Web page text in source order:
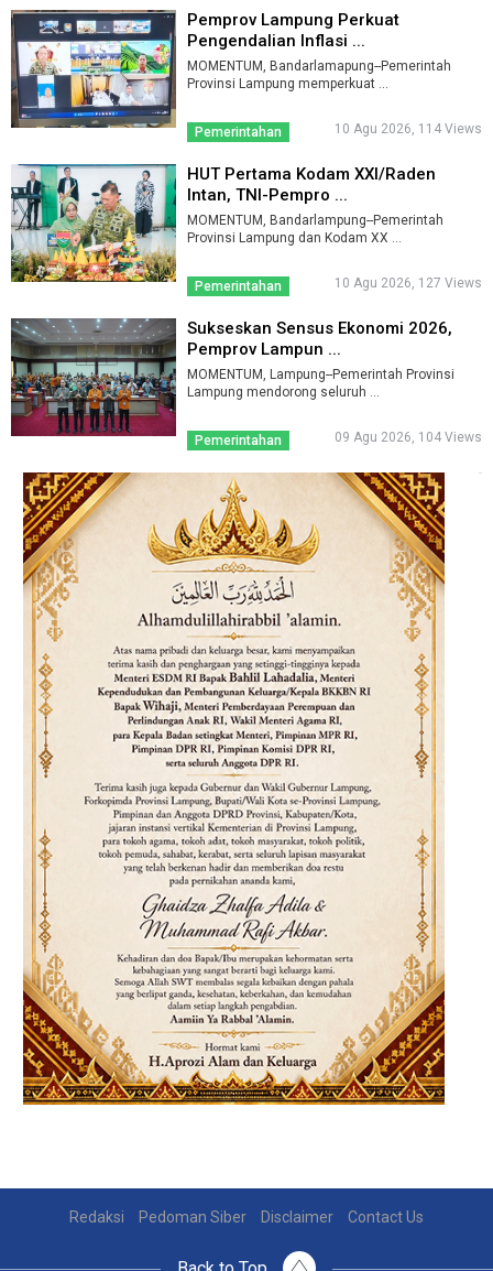
Pemprov Lampung Perkuat
Pengendalian Inflasi ...
MOMENTUM, Bandarlamapung--Pemerintah
Provinsi Lampung memperkuat ...
Pemerintahan 10 Agu 2026, 114 Views
HUT Pertama Kodam XXI/Raden
Intan, TNI-Pempro ...
MOMENTUM, Bandarlampung--Pemerintah
Provinsi Lampung dan Kodam XX ...
Pemerintahan 10 Agu 2026, 127 Views
Sukseskan Sensus Ekonomi 2026,
Pemprov Lampun ...
MOMENTUM, Lampung--Pemerintah Provinsi
Lampung mendorong seluruh ...
Pemerintahan 09 Agu 2026, 104 Views
Redaksi Pedoman Siber Disclaimer Contact Us